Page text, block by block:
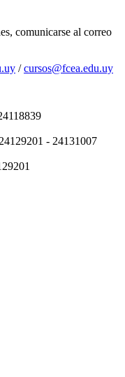
comunicarse al correo
/cursos@fcea.edu.uy
- 24131007